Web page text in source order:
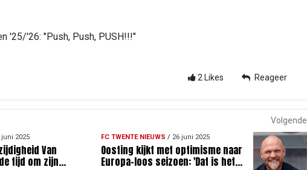
'25/'26: "Push, Push, PUSH!!!"
2 Likes Reageer
juni 2025
Van
tijd om zijn
Volgende
FC TWENTE NIEUWS / 26 juni 2025
Oosting kijkt met optimisme naar
Europa-loos seizoen: 'Dat is het